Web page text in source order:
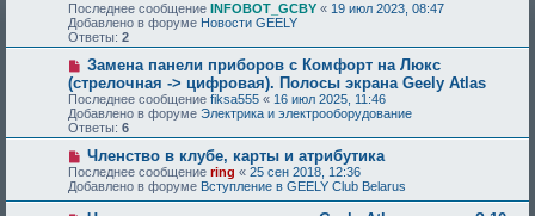
Последнее сообщение INFOBOT_GCBY « 19 июл 2023, 08:47
Добавлено в форуме Новости GEELY
Ответы: 2
Замена панели приборов с Комфорт на Люкс
(стрелочная -> цифровая). Полосы экрана Geely Atlas
Последнее сообщение fiksa555 « 16 июл 2025, 11:46
Добавлено в форуме Электрика и электрооборудование
Ответы: 6
Членство в клубе, карты и атрибутика
Последнее сообщение ring « 25 сен 2018, 12:36
Добавлено в форуме Вступление в GEELY Club Belarus